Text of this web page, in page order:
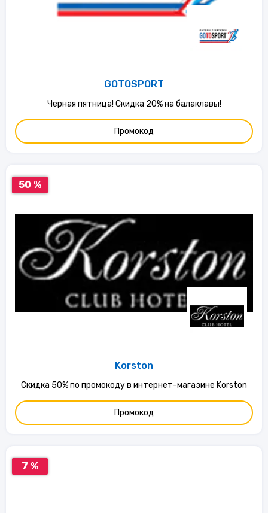
GOTOSPORT
Черная пятница! Скидка 20% на балаклавы!
Промокод
50 %
Korston
Скидка 50% по промокоду в интернет-магазине Korston
Промокод
7 %